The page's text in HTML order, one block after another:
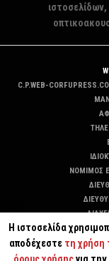
C.P.WEB-
ΝΟΜΙΜΟΣ
Η ιστοσελίδα
αποδέχεστε τη χρήση